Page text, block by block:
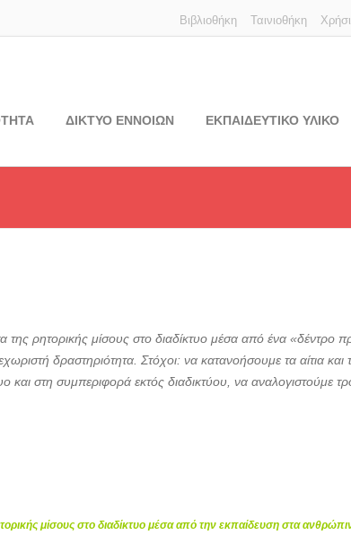
Ταινιοθήκη
Βιβλιοθήκη
ΔΙΚΤΥΟ ΕΝΝΟΙΩΝ ΕΚΠΑΙΔΕΥΤΙΚΟ ΥΛΙΚΟ
της ρητορικής μίσους στο διαδίκτυο μέσα από ένα
δραστηριότητα. Στόχοι: να κατανοήσουμε τα αίτια και
και στη συμπεριφορά εκτός διαδικτύου, να αναλογιστούμε
μίσους στο διαδίκτυο μέσα από την εκπαίδευση στα